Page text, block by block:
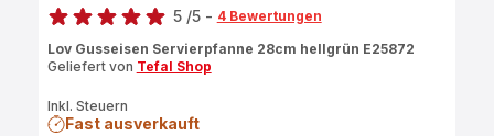
mit
Sternen
(Durchschnitt)
5 /5 - 4 Bewertungen
Lov Gusseisen Servierpfanne 28cm hellgrün E25872
Geliefert von Tefal Shop
Inkl. Steuern
Fast ausverkauft